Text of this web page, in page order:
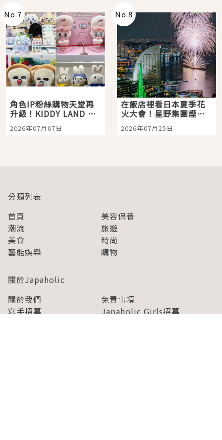
No.7
角色IP粉絲購物天堂再
升級！KIDDY LAND 原
宿店吉伊卡哇迎客，新
開幕 OMOKADO 店3分
2026年07月07日
No.8
在飯店裡看日本夏季花
火大會！星野集團煙火
景觀飯店6選，讓你不用
人擠人悠閒欣賞
2026年07月25日
分類列表
首頁
美容保養
潮流
旅遊
美食
時尚
藝能娛樂
購物
關於Japaholic
關於我們
免責事項
寫手招募
Japaholic Girls招募